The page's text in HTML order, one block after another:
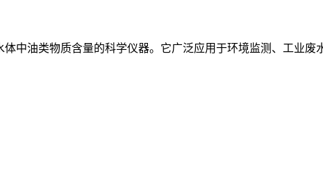
中油类物质含量的科学仪器。它广泛应用于环境监测、工业